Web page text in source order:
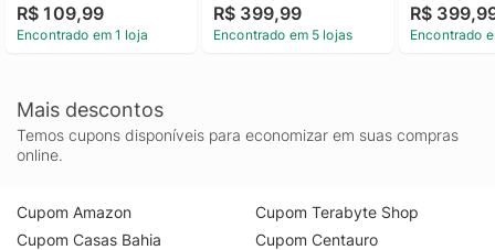
R$ 109,99
Encontrado em 1 loja
R$ 399,99
Encontrado em 5 lojas
R$
Encontrado
Mais descontos
Temos cupons disponíveis para economizar em suas compras
online.
Cupom Amazon
Cupom Casas Bahia
Cupom Terabyte Shop
Cupom Centauro